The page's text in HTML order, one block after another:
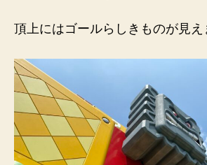
頂上にはゴールらしきものが見え